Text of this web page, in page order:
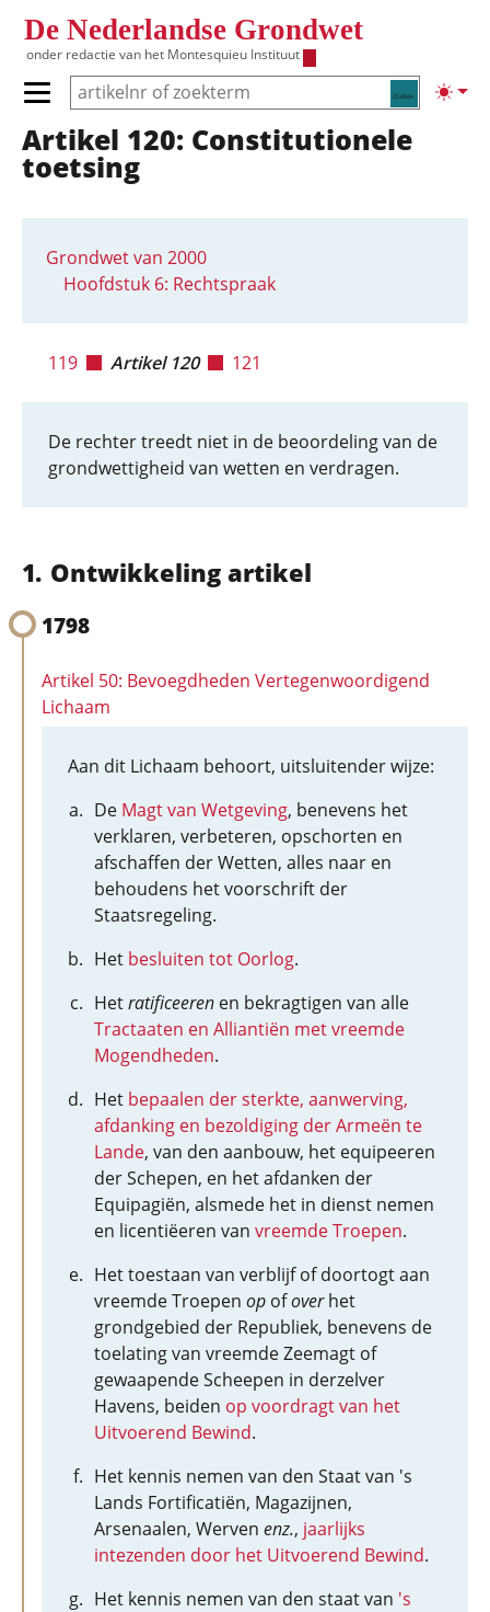
De Nederlandse Grondwet
onder redactie van het Montesquieu Instituut
Zoeken
Primair menu tonen/verbergen
Hoofdnavigatie
Artikel 120: Constitutionele
toetsing
Grondwet van 2000
Hoofdstuk 6: Rechtspraak
119 Artikel 120 121
De rechter treedt niet in de beoordeling van de
grondwettigheid van wetten en verdragen.
Ontwikkeling artikel
1798
Artikel 50: Bevoegdheden Vertegenwoordigend
Lichaam
Aan dit Lichaam behoort, uitsluitender wijze:
De Magt van Wetgeving, benevens het
verklaren, verbeteren, opschorten en
afschaffen der Wetten, alles naar en
behoudens het voorschrift der
Staatsregeling.
Het besluiten tot Oorlog.
Hetratificeeren en bekragtigen van alle
Tractaaten en Alliantiën met vreemde
Mogendheden.
Het bepaalen der sterkte, aanwerving,
afdanking en bezoldiging der Armeën te
Lande, van den aanbouw, het equipeeren
der Schepen, en het afdanken der
Equipagiën, alsmede het in dienst nemen
en licentiëeren van vreemde Troepen.
Het toestaan van verblijf of doortogt aan
vreemde Troepen op ofoverhet
grondgebied der Republiek, benevens de
toelating van vreemde Zeemagt of
gewaapende Scheepen in derzelver
Havens, beiden op voordragt van het
Uitvoerend Bewind.
Het kennis nemen van den Staat van 's
Lands Fortificatiën, Magazijnen,
Arsenaalen, Werven enz., jaarlijks
intezenden door het Uitvoerend Bewind.
Het kennis nemen van den staat van 's